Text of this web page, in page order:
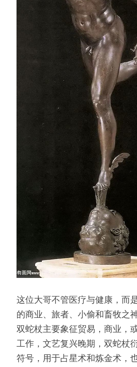
这位大哥不管医疗与健康，而
的商业、旅者、小偷和畜牧之
双蛇杖主要象征贸易，商业，
工作，文艺复兴晚期，双蛇杖
符号，用于占星术和炼金术，